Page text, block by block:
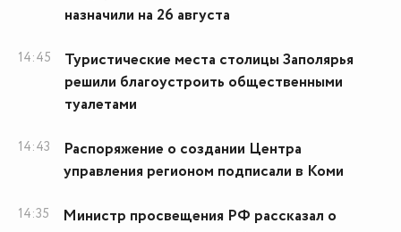
назначили на 26 августа
14:45
Туристические места столицы Заполярья
решили благоустроить общественными
туалетами
14:43
Распоряжение о создании Центра
управления регионом подписали в Коми
14:35
Министр просвещения РФ рассказал о